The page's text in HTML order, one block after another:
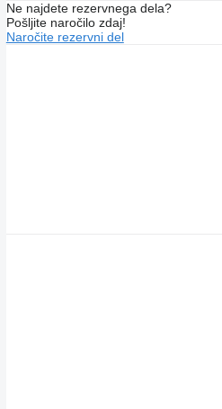
Ne najdete rezervnega dela?
Pošljite naročilo zdaj!
Naročite rezervni del